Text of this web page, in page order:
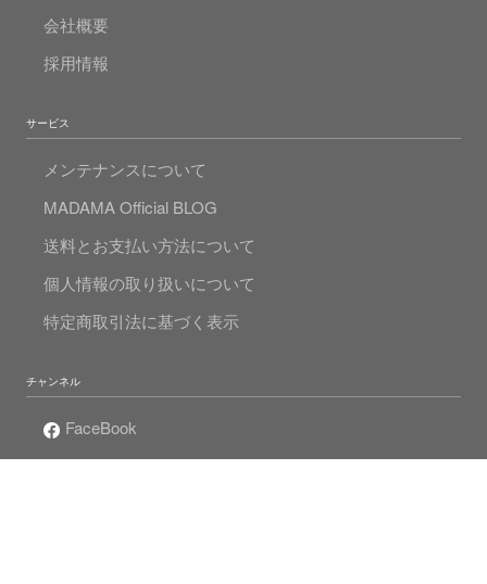
会社概要
採用情報
サービス
メンテナンスについて
MADAMA Official BLOG
送料とお支払い方法について
個人情報の取り扱いについて
特定商取引法に基づく表示
チャンネル
FaceBook
Instagram